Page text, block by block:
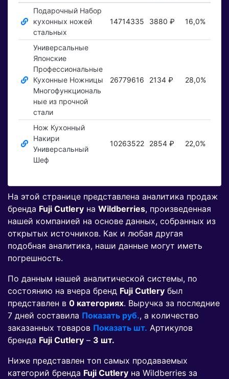
Подарочный Набор
кухонных ножей
стальных
14714335 3880 ₽ 16,0%
Универсальные
Японские
Профессиональные
Кухонные Ножницы
Многофункциональ
ные из прочной
стали
26779616 2134 ₽ 28,0%
Нож Кухонный
Накири
Универсальный
Шеф
10263522 2854 ₽ 22,0%
На этой странице представлена аналитика продаж
бренда Fuji Cutlery на Wildberries, произведенная
нашей компанией на основе данных, собранных из
открытых источников. Как и любая другая
подобная аналитика, наши данные могут иметь
погрешность.
По данным нашей аналитической системы, по
состоянию на вчера бренд Fuji Cutlery был
представлен в 0 категориях. Выручка за последние
7 дней составила Показать руб., а количество
заказанных товаров Показать шт. Артикулов
бренда Fuji Cutlery – 3 шт.
Ниже представлен топ самых продаваемых
категорий бренда Fuji Cutlery на Wildberries за